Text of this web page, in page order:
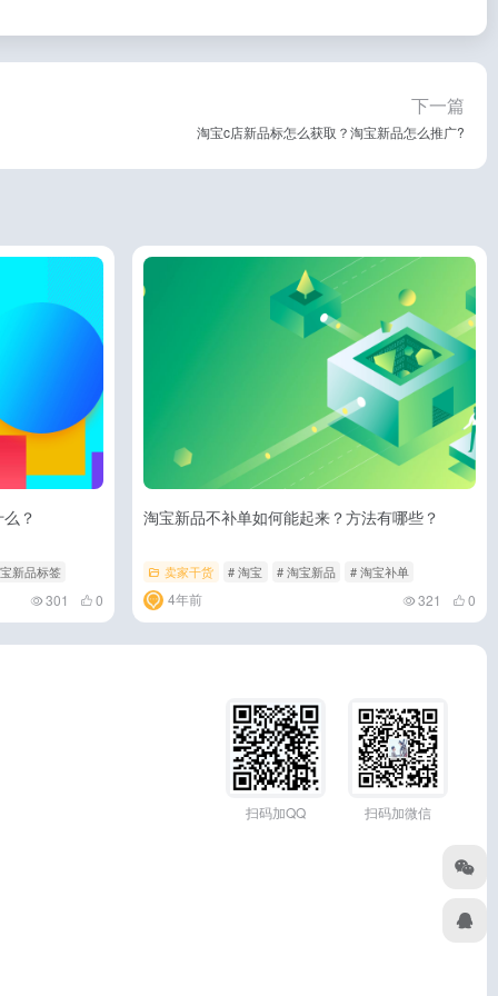
下一篇
淘宝c店新品标怎么获取？淘宝新品怎么推广?
？
新品标签
301 0
淘宝新品不补单如何能起来？方法有哪些？
卖家干货 # 淘宝 # 淘宝新品 # 淘宝补单
4年前 321 0
扫码加QQ 扫码加微信